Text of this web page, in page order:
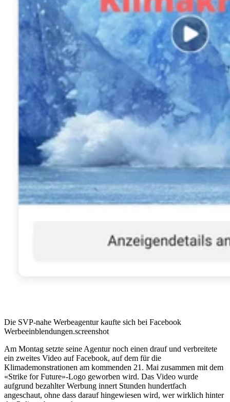
Die SVP-nahe Werbeagentur kaufte sich bei Facebook
Werbeeinblendungen.screenshot
Am Montag setzte seine Agentur noch einen drauf und verbreitete
ein zweites Video auf Facebook, auf dem für die
Klimademonstrationen am kommenden 21. Mai zusammen mit dem
«Strike for Future»-Logo geworben wird. Das Video wurde
aufgrund bezahlter Werbung innert Stunden hundertfach
angeschaut, ohne dass darauf hingewiesen wird, wer wirklich hinter